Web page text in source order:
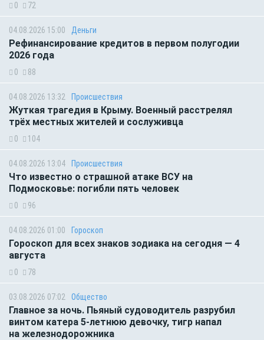
0 72
04.08.2026 15:00 Деньги
Рефинансирование кредитов в первом полугодии
2026 года
0 88
04.08.2026 13:32 Происшествия
Жуткая трагедия в Крыму. Военный расстрелял
трёх местных жителей и сослуживца
0 104
04.08.2026 13:04 Происшествия
Что известно о страшной атаке ВСУ на
Подмосковье: погибли пять человек
0 96
04.08.2026 01:00 Гороскоп
Гороскоп для всех знаков зодиака на сегодня — 4
августа
0 78
03.08.2026 07:02 Общество
Главное за ночь. Пьяный судоводитель разрубил
винтом катера 5-летнюю девочку, тигр напал
на железнодорожника